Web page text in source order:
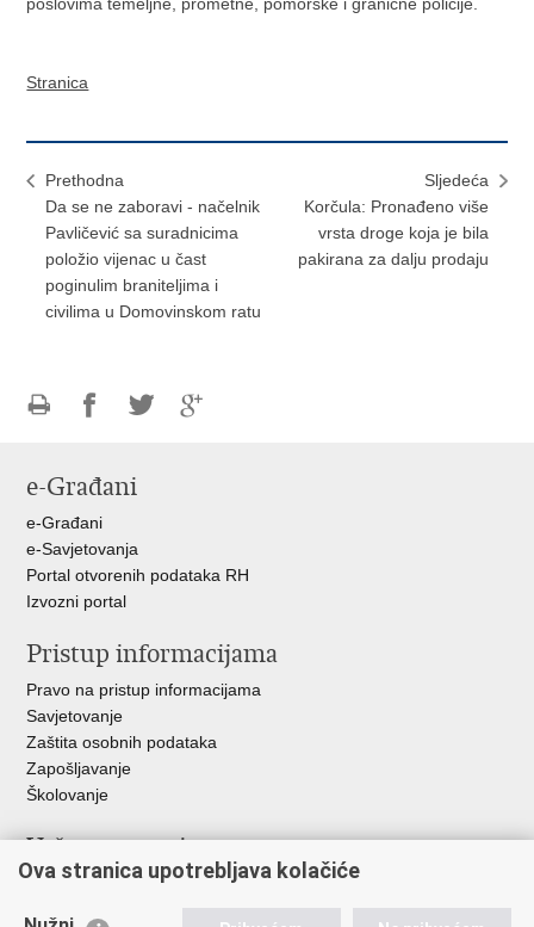
poslovima temeljne, prometne, pomorske i granične policije.
Stranica
Prethodna
Da se ne zaboravi - načelnik
Pavličević sa suradnicima
položio vijenac u čast
poginulim braniteljima i
civilima u Domovinskom ratu
Sljedeća
Korčula: Pronađeno više
vrsta droge koja je bila
pakirana za dalju prodaju
FacebookuTwitteru
e-Građani
e-Građani
e-Savjetovanja
Portal otvorenih podataka RH
Izvozni portal
Pristup informacijama
Pravo na pristup informacijama
Savjetovanje
Zaštita osobnih podataka
Zapošljavanje
Školovanje
Važne poveznice
Ministarstvo unutarnjih poslova
Ova stranica upotrebljava kolačiće